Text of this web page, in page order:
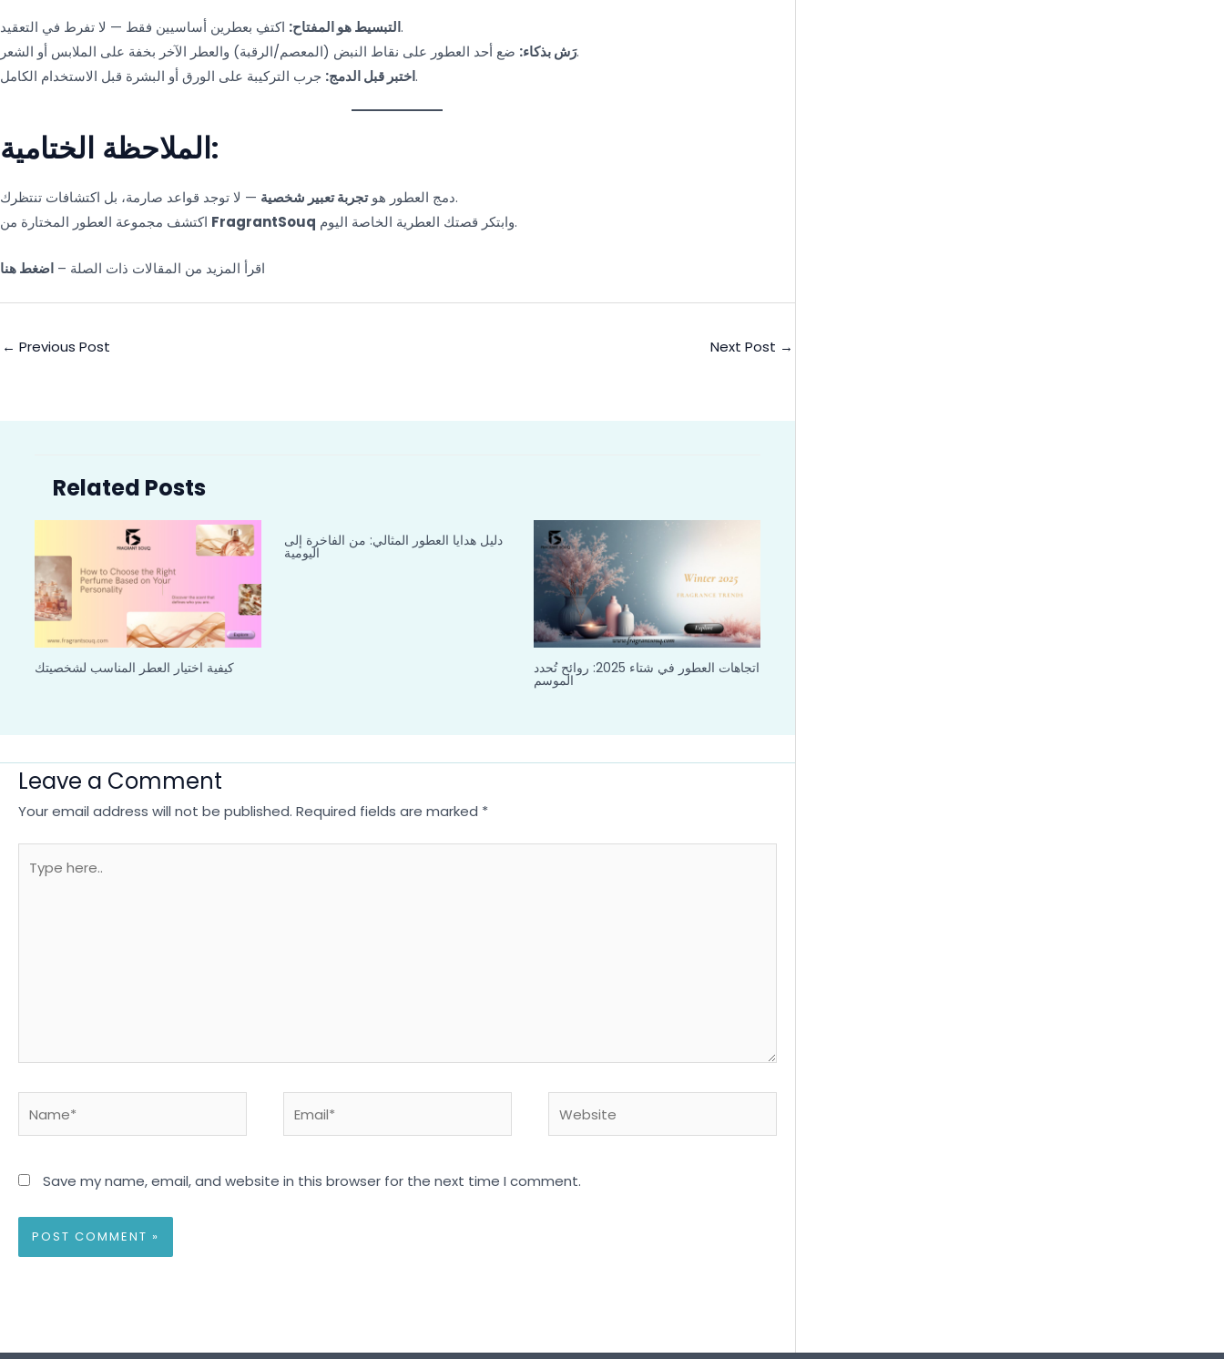
التبسيط هو المفتاح:اكتفِ بعطرين أساسيين فقط — لا تفرط في التعقيد.
رَش بذكاء:ضع أحد العطور على نقاط النبض (المعصم/الرقبة) والعطر الآخر بخفة على الملابس أو الشعر.
اختبر قبل الدمج:جرب التركيبة على الورق أو البشرة قبل الاستخدام الكامل.
الملاحظة الختامية:
دمج العطور هوتجربة تعبير شخصية
— لا توجد قواعد صارمة، بل اكتشافات تنتظرك.
FragrantSouq وابتكر قصتك العطرية الخاصة اليوم.
اقرأ المزيد من المقالات ذات الصلة – اضغط هنا
← Previous Post Next Post →
Related Posts
كيفية اختيار العطر المناسب لشخصيتك
دليل هدايا العطور المثالي: من الفاخرة إلى
اليومية
اتجاهات العطور في شتاء 2025: روائح تُحدد
الموسم
Leave a Comment
Your email address will not be published. Required fields are marked *
here..
Save my name, email, and website in this browser for the next time I comment.